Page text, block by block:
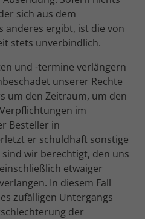
sich aus dem
anderes ergibt, ist die von
stets unverbindlich.
und -termine verlängern
unserer Rechte
um den Zeitraum, um den
im
Besteller in
er schuldhaft sonstige
wir berechtigt, den uns
etwaiger
In diesem Fall
zufälligen Untergangs
der